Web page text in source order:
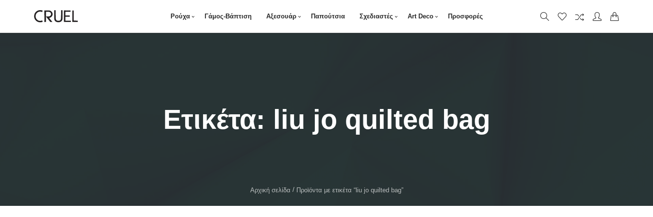
Ρούχα Γάμος-Βάπτιση Αξεσουάρ Παπούτσια Σχεδιαστές Art Deco Προσφορές
Ετικέτα: liu jo quilted bag
Αρχική σελίδα Προϊόντα με ετικέτα “liu jo quilted bag”